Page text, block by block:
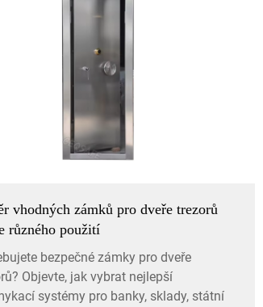
vhodných zámků pro dveře trezorů
různého použití
bezpečné zámky pro dveře
Objevte, jak vybrat nejlepší
systémy pro banky, sklady, státní